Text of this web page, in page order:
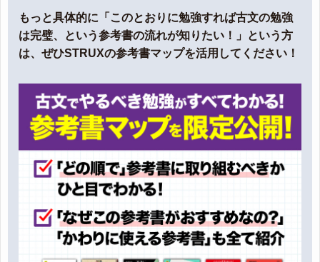
もっと具体的に「このとおりに勉強すれば古文の勉強
は完璧、という参考書の流れが知りたい！」という方
は、ぜひSTRUXの参考書マップを活用してください！